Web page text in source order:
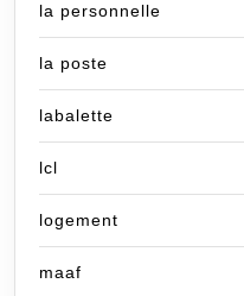
la personnelle
la poste
labalette
lcl
logement
maaf